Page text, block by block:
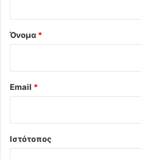
Όνομα *
Email *
Ιστότοπος